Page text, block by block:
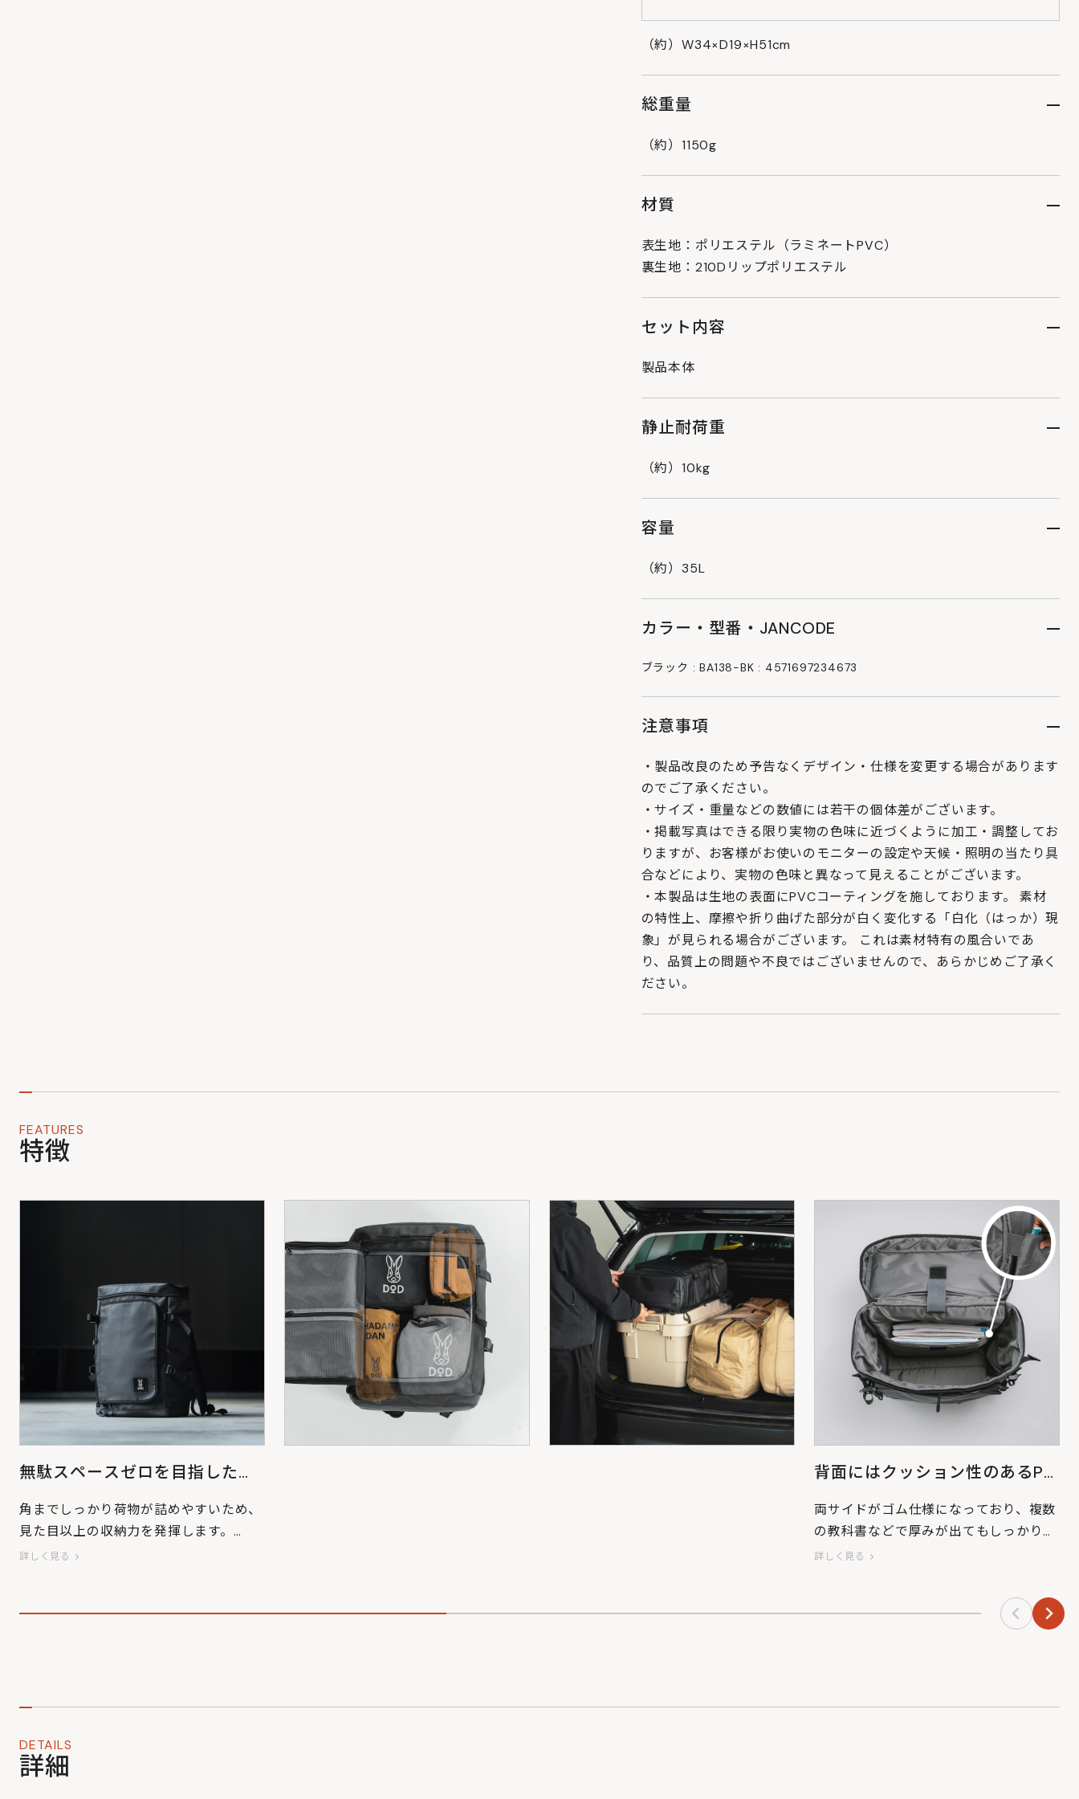
（約）W34×D19×H51cm
総重量
（約）1150g
材質
表生地：ポリエステル（ラミネートPVC）
裏生地：210Dリップポリエステル
セット内容
製品本体
静止耐荷重
（約）10kg
容量
（約）35L
カラー・型番・JANCODE
ブラック : BA138-BK : 4571697234673
注意事項
・製品改良のため予告なくデザイン・仕様を変更する場合があります
のでご了承ください。
・サイズ・重量などの数値には若干の個体差がございます。
・掲載写真はできる限り実物の色味に近づくように加工・調整してお
りますが、お客様がお使いのモニターの設定や天候・照明の当たり具
合などにより、実物の色味と異なって見えることがございます。
・本製品は生地の表面にPVCコーティングを施しております。 素材
の特性上、摩擦や折り曲げた部分が白く変化する「白化（はっか）現
象」が見られる場合がございます。 これは素材特有の風合いであ
り、品質上の問題や不良ではございませんので、あらかじめご了承く
ださい。
FEATURES
特徴
無駄スペースゼロを目指した
「ハコ」形状
角までしっかり荷物が詰めやすいため、
見た目以上の収納力を発揮します。
またしっかり自立するため、教室やオフ
詳しく見る
背面にはクッション性のあるPC
収納スペースを完備
両サイドがゴム仕様になっており、複数
の教科書などで厚みが出てもしっかり収
納可能です。（15インチ相当まで対
※PCのサイズはメーカーによって異な
りますので、事前にご確認ください。
詳しく見る
DETAILS
詳細